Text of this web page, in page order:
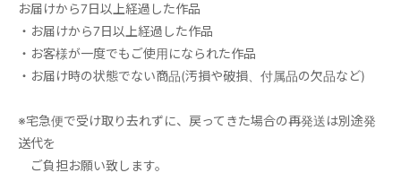
お届けから7日以上経過した作品
・お届けから7日以上経過した作品
・お客様が一度でもご使用になられた作品
・お届け時の状態でない商品(汚損や破損、付属品の欠品など)
※宅急便で受け取り去れずに、戻ってきた場合の再発送は別途発
送代を
ご負担お願い致します。